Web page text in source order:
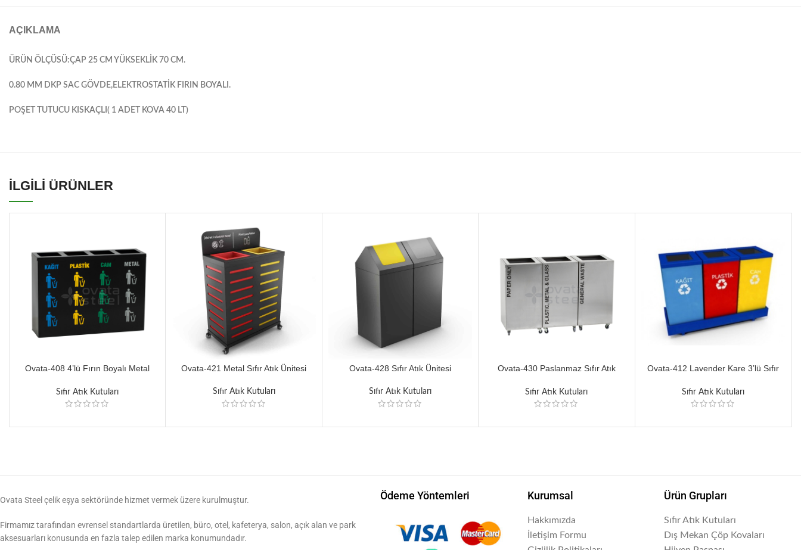
AÇIKLAMA
ÜRÜN ÖLÇÜSÜ:ÇAP 25 CM YÜKSEKLİK 70 CM.
0.80 MM DKP SAC GÖVDE,ELEKTROSTATİK FIRIN BOYALI.
POŞET TUTUCU KISKAÇLI( 1 ADET KOVA 40 LT)
İLGİLİ ÜRÜNLER
Ovata-408 4’lü Fırın Boyalı Metal
Sıfır Atık Kutuları
Ovata-421 Metal Sıfır Atık Ünitesi
Sıfır Atık Kutuları
Ovata-428 Sıfır Atık Ünitesi
Sıfır Atık Kutuları
Ovata-430 Paslanmaz Sıfır Atık
Sıfır Atık Kutuları
Ovata-412 Lavender Kare 3’lü Sıfır
Sıfır Atık Kutuları
Ovata Steel çelik eşya sektöründe hizmet vermek üzere kurulmuştur.
Firmamız tarafından evrensel standartlarda üretilen, büro, otel, kafeterya, salon, açık alan ve park
aksesuarları konusunda en fazla talep edilen marka konumundadır.
Ödeme Yöntemleri Kurumsal
Hakkımızda
İletişim Formu
Ürün Grupları
Sıfır Atık Kutuları
Dış Mekan Çöp Kovaları